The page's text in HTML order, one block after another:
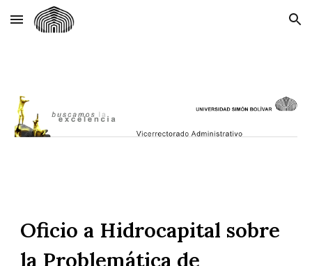
Skip to main content Skip to navigation
Oficio a Hidrocapital sobre
la Problemática de